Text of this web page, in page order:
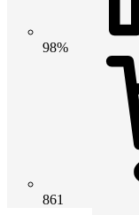
98%
861